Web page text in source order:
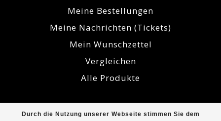
Durch die Nutzung unserer Webseite stimmen Sie dem
Meine Bestellungen
Meine Nachrichten (Tickets)
Mein Wunschzettel
Vergleichen
Alle Produkte